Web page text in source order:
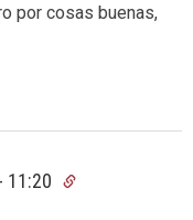
por cosas buenas,
11:20